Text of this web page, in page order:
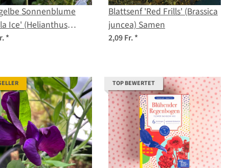
Sonnenblume
Samen
*
Blattsenf 'Red Frills' (Brassica
juncea) Samen
2,09 Fr.*
TOP BEWERTET